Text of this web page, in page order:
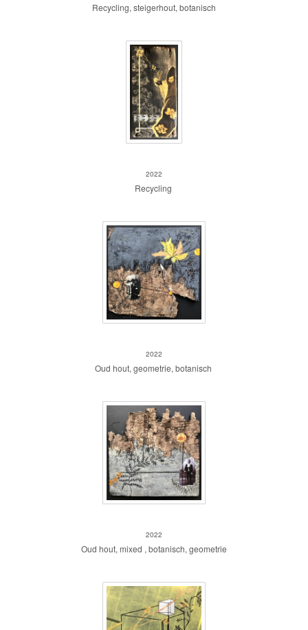
Recycling, steigerhout, botanisch
2022
Recycling
2022
Oud hout, geometrie, botanisch
2022
Oud hout, mixed , botanisch, geometrie